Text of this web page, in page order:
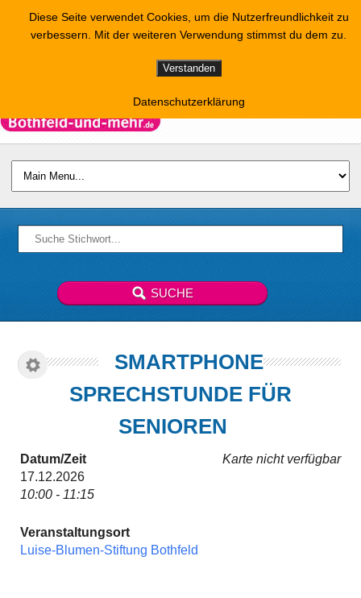
SMARTPHONE
SPRECHSTUNDE FÜR
SENIOREN
Karte nicht verfügbar
Datum/Zeit
17.12.2026
10:00 - 11:15
Veranstaltungsort
Luise-Blumen-Stiftung Bothfeld
Diese Seite verwendet Cookies, um die Nutzerfreundlichkeit zu
verbessern. Mit der weiteren Verwendung stimmst du dem zu.
Verstanden
Datenschutzerklärung